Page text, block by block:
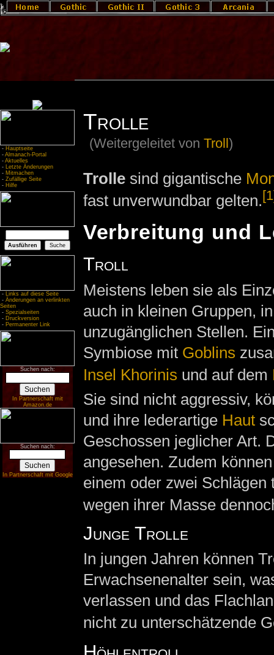
- Hauptseite
- Almanach-Portal
- Aktuelles
- Letzte Änderungen
- Mitmachen
- Zufällige Seite
- Hilfe
- Links auf diese Seite
- Änderungen an verlinkten
Seiten
- Spezialseiten
- Druckversion
- Permanenter Link
Suchen nach:
In Partnerschaft mit
Amazon.de
Suchen nach:
In Partnerschaft mit Google
Trolle
(Weitergeleitet vonTroll)
Trollesind gigantische
fast unverwundbar gelten.
Verbreitung und
Troll
Meistens leben sie als
auch in kleinen Gruppen,
unzugänglichen Stellen.
Symbiose mit Goblins
Insel Khorinis und auf dem
Sie sind nicht aggressiv,
und ihre lederartige Haut
Geschossen jeglicher Art.
angesehen. Zudem
einem oder zwei
wegen ihrer Masse
Junge Trolle
In jungen Jahren können
Erwachsenenalter sein,
verlassen und das
nicht zu unterschätzende